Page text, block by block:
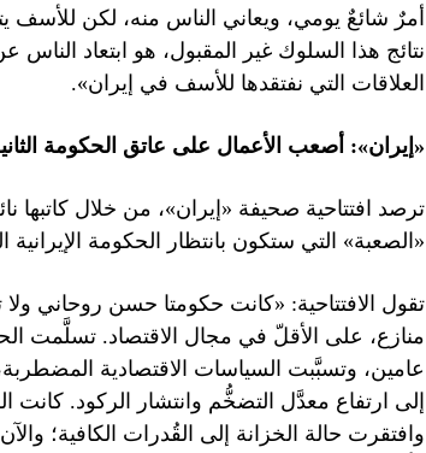
أمرٌ شائعٌ يومي، ويعاني الناس منه، لكن
نتائج هذا السلوك غير المقبول، هو ابتعاد
العلاقات التي نفتقدها للأسف في إيران».
«إيران»: أصعب الأعمال على عاتق الحكومة
ترصد افتتاحية صحيفة «إيران»، من خلال كاتبها
«الصعبة» التي ستكون بانتظار الحكومة الإيرانية
تقول الافتتاحية: «كانت حكومتا حسن روحاني
منازع، على الأقلّ في مجال الاقتصاد. تسلَّمت
عامين، وتسبَّبت السياسات الاقتصادية
إلى ارتفاع معدَّل التضخُّم وانتشار الركود. كانت
وافتقرت حالة الخزانة إلى القُدرات الكافية؛